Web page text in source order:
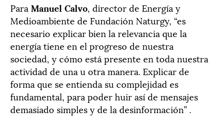
Para Manuel Calvo, director de Energía y
Medioambiente de Fundación Naturgy, “es
necesario explicar bien la relevancia que la
energía tiene en el progreso de nuestra
sociedad, y cómo está presente en toda nuestra
actividad de una u otra manera. Explicar de
forma que se entienda su complejidad es
fundamental, para poder huir así de mensajes
demasiado simples y de la desinformación” .